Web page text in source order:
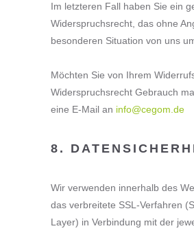
Im letzteren Fall haben Sie ein
Widerspruchsrecht, das ohne
besonderen Situation von uns
Möchten Sie von Ihrem
Widerspruchsrecht Gebrauch
eine E-Mail an info@cegom.de
8.
Wir verwenden innerhalb des
das verbreitete SSL-Verfahren
Layer) in Verbindung mit der